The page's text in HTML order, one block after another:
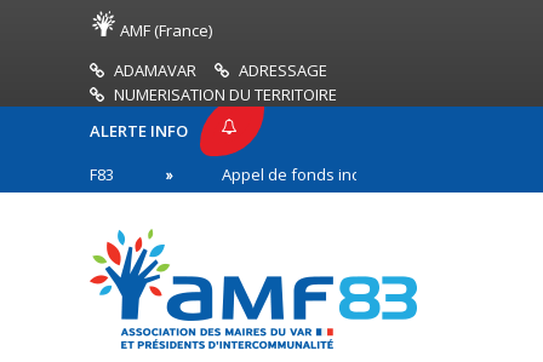
AMF (France)
ADAMAVAR
ADRESSAGE
NUMERISATION DU TERRITOIRE
ALERTE INFO
Appel de fonds incendies de forêt
première ligne